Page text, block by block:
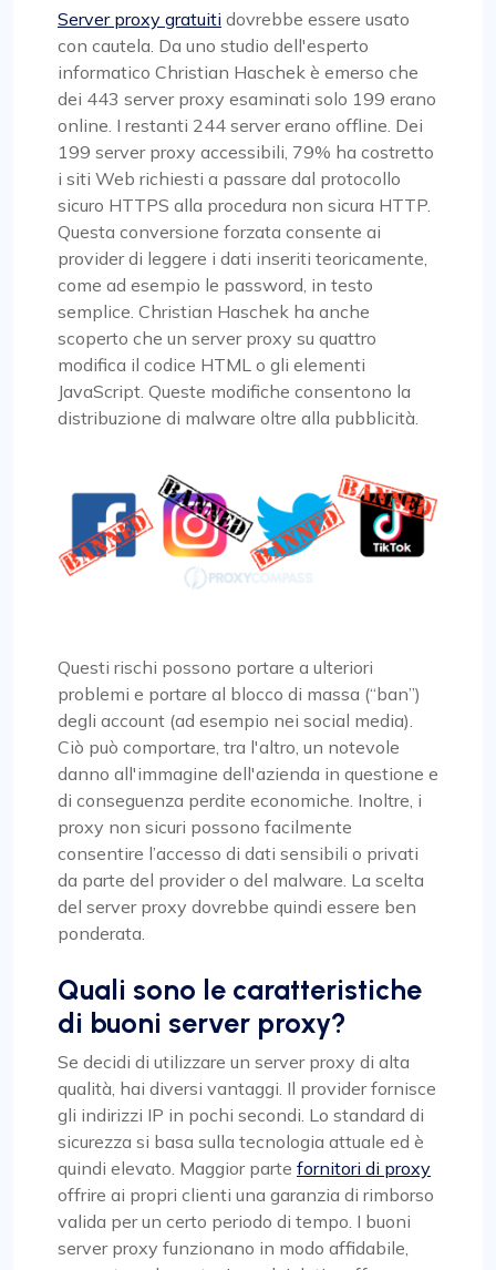
Server proxy gratuiti dovrebbe essere usato
con cautela. Da uno studio dell'esperto
informatico Christian Haschek è emerso che
dei 443 server proxy esaminati solo 199 erano
online. I restanti 244 server erano offline. Dei
199 server proxy accessibili, 79% ha costretto
i siti Web richiesti a passare dal protocollo
sicuro HTTPS alla procedura non sicura HTTP.
Questa conversione forzata consente ai
provider di leggere i dati inseriti teoricamente,
come ad esempio le password, in testo
semplice. Christian Haschek ha anche
scoperto che un server proxy su quattro
modifica il codice HTML o gli elementi
JavaScript. Queste modifiche consentono la
distribuzione di malware oltre alla pubblicità.
Questi rischi possono portare a ulteriori
problemi e portare al blocco di massa (“ban”)
degli account (ad esempio nei social media).
Ciò può comportare, tra l'altro, un notevole
danno all'immagine dell'azienda in questione e
di conseguenza perdite economiche. Inoltre, i
proxy non sicuri possono facilmente
consentire l’accesso di dati sensibili o privati
da parte del provider o del malware. La scelta
del server proxy dovrebbe quindi essere ben
ponderata.
Quali sono le caratteristiche
di buoni server proxy?
Se decidi di utilizzare un server proxy di alta
qualità, hai diversi vantaggi. Il provider fornisce
gli indirizzi IP in pochi secondi. Lo standard di
sicurezza si basa sulla tecnologia attuale ed è
quindi elevato. Maggior parte fornitori di proxy
offrire ai propri clienti una garanzia di rimborso
valida per un certo periodo di tempo. I buoni
server proxy funzionano in modo affidabile,